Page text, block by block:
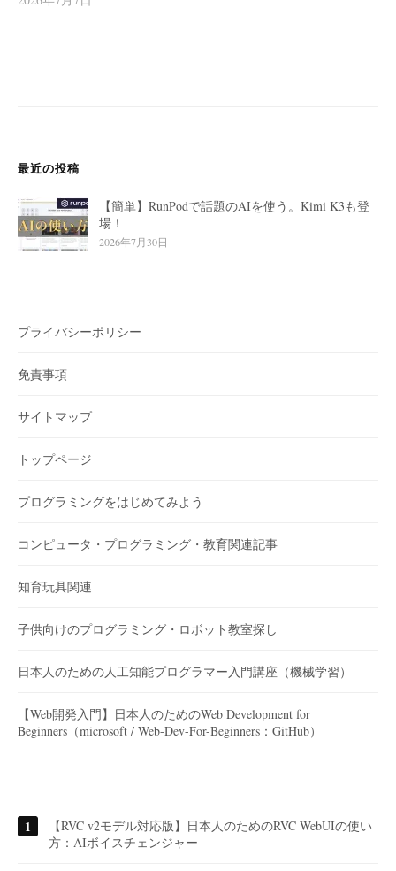
最近の投稿
【簡単】RunPodで話題のAIを使う。Kimi K3も登
場！
2026年7月30日
プライバシーポリシー
免責事項
サイトマップ
トップページ
プログラミングをはじめてみよう
コンピュータ・プログラミング・教育関連記事
知育玩具関連
子供向けのプログラミング・ロボット教室探し
日本人のための人工知能プログラマー入門講座（機械学習）
【Web開発入門】日本人のためのWeb Development for
Beginners（microsoft / Web-Dev-For-Beginners：GitHub）
【RVC v2モデル対応版】日本人のためのRVC WebUIの使い
方：AIボイスチェンジャー